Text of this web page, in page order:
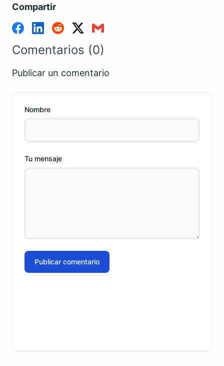
Compartir
Comentarios (0)
Publicar un comentario
Nombre
Tu mensaje
Publicar comentario